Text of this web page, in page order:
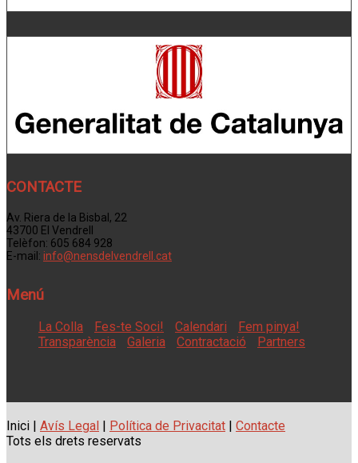
CONTACTE
Av. Riera de la Bisbal, 22
43700 El Vendrell
Telèfon: 605 684 928
E-mail: info@nensdelvendrell.cat
Menú
La Colla Fes-te Soci! Calendari
Fem pinya!
Transparència
Galeria Contractació Partners
Inici | Avís Legal | Política de Privacitat | Contacte
Tots els drets reservats